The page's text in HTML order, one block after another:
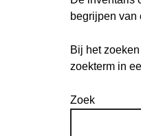
begrijpen van
Bij het
zoekterm in
Zoek